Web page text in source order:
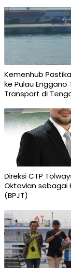
Kemenhub
ke Pulau
Transport di
Direksi CTP
Oktavian sebagai
(BPJT)